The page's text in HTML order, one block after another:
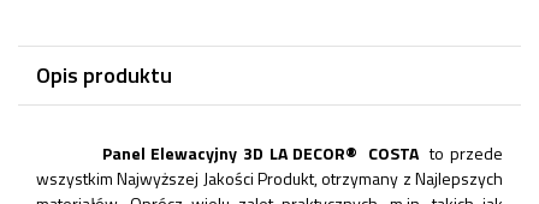
Opis produktu
Panel Elewacyjny 3D LA DECOR® COSTA to przede
wszystkim Najwyższej Jakości Produkt, otrzymany z Najlepszych